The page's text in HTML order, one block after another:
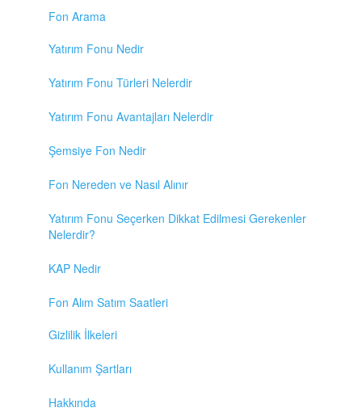
Fon Arama
Yatırım Fonu Nedir
Yatırım Fonu Türleri Nelerdir
Yatırım Fonu Avantajları Nelerdir
Şemsiye Fon Nedir
Fon Nereden ve Nasıl Alınır
Yatırım Fonu Seçerken Dikkat Edilmesi Gerekenler
Nelerdir?
KAP Nedir
Fon Alım Satım Saatleri
Gizlilik İlkeleri
Kullanım Şartları
Hakkında